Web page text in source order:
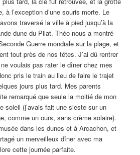
à l’exception d’une souris morte. Le
traversé la ville à pied jusqu’à la
dune du Pilat. Théo nous a montré
Guerre mondiale sur la plage, et
tout près de nos têtes. J’ai dû rentrer
voulais pas rater le dîner chez mes
pris le train au lieu de faire le trajet
jours plus tard. Mes parents
remarqué que seule la moitié de mon
soleil (j’avais fait une sieste sur un
comme un ours, sans crème solaire).
dans les dunes et à Arcachon, et
un merveilleux dîner avec ma
cette journée parfaite.